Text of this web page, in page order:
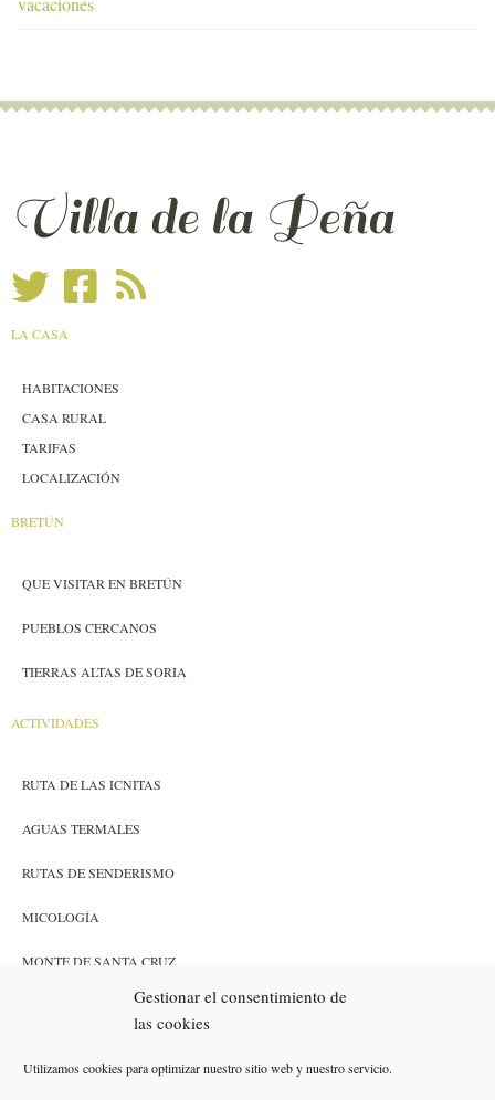
Gestionar el consentimiento de
las cookies
Utilizamos cookies para optimizar nuestro sitio web y nuestro servicio.
Villa de la Peña
LA CASA
HABITACIONES
CASA RURAL
TARIFAS
LOCALIZACIÓN
BRETÚN
QUE VISITAR EN BRETÚN
PUEBLOS CERCANOS
TIERRAS ALTAS DE SORIA
ACTIVIDADES
RUTA DE LAS ICNITAS
AGUAS TERMALES
RUTAS DE SENDERISMO
MICOLOGÍA
MONTE DE SANTA CRUZ